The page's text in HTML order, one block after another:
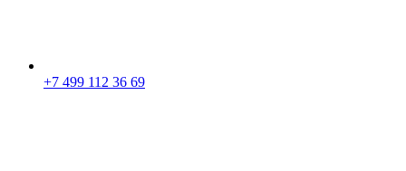
+7 499 112 36 69